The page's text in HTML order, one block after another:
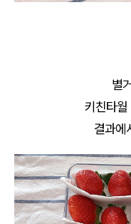
별
키친타
결과에